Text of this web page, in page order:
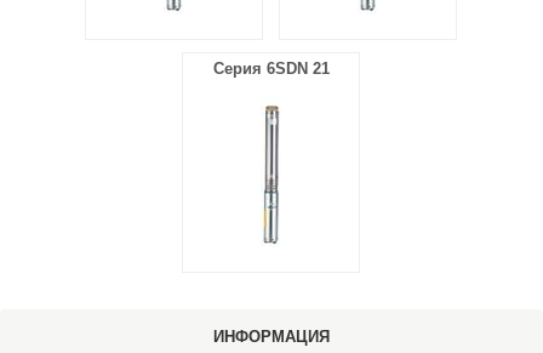
Серия 6SDN 21
ИНФОРМАЦИЯ